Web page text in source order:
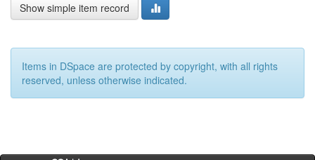
Show simple item record
Items in DSpace are protected by copyright, with all rights
reserved, unless otherwise indicated.